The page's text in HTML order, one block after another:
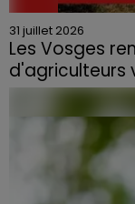
31 juillet 2026
Les Vosges
d'agriculteurs
Face à la
la Chambre
aux agriculteurs